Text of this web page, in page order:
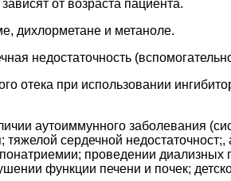
от возраста пациента.
дихлорметане и метаноле.
недостаточность
отека при использовании
аутоиммунного заболевания
сердечной
проведении диализных
функции печени и почек;